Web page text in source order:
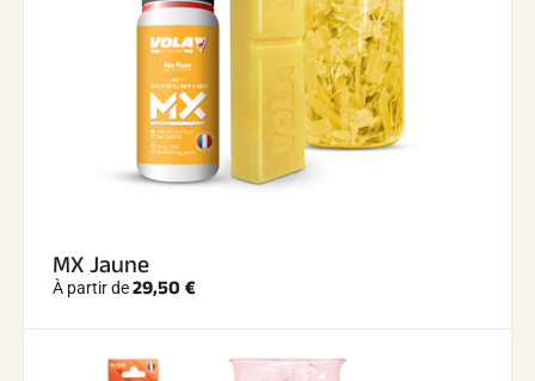
MX Jaune
À partir de29,50 €